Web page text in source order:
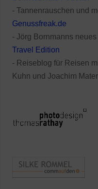
- Tannenrauschen und
Genussfreak.de
- Jörg Bornmanns
Travel Edition
- Reiseblog für Reisen
Kuhn und Joachim